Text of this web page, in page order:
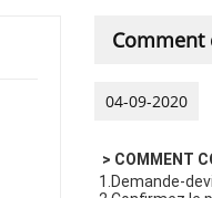
Comment
04-09-2020
> COMMENT
1.Demande-